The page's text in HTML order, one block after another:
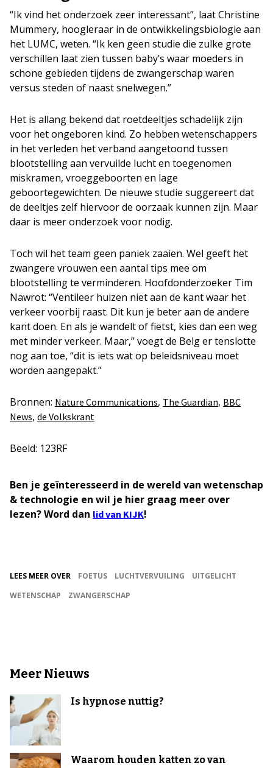
“Ik vind het onderzoek zeer interessant”, laat Christine
Mummery, hoogleraar in de ontwikkelingsbiologie aan
het LUMC, weten. “Ik ken geen studie die zulke grote
verschillen laat zien tussen baby’s waar moeders in
schone gebieden tijdens de zwangerschap waren
versus steden of naast snelwegen.”
Het is allang bekend dat roetdeeltjes schadelijk zijn
voor het ongeboren kind. Zo hebben wetenschappers
in het verleden het verband aangetoond tussen
blootstelling aan vervuilde lucht en toegenomen
miskramen, vroeggeboorten en lage
geboortegewichten. De nieuwe studie suggereert dat
de deeltjes zelf hiervoor de oorzaak kunnen zijn. Maar
daar is meer onderzoek voor nodig.
Toch wil het team geen paniek zaaien. Wel geeft het
zwangere vrouwen een aantal tips mee om
blootstelling te verminderen. Hoofdonderzoeker Tim
Nawrot: “Ventileer huizen niet aan de kant waar het
verkeer voorbij raast. Dit kun je beter aan de andere
kant doen. En als je wandelt of fietst, kies dan een weg
met minder verkeer. Maar,” voegt de Belg er tenslotte
nog aan toe, “dit is iets wat op beleidsniveau moet
worden aangepakt.”
Bronnen: Nature Communications, The Guardian, BBC
News, de Volkskrant
Beeld: 123RF
Ben je geïnteresseerd in de wereld van wetenschap
& technologie en wil je hier graag meer over
lezen? Word dan lid van KIJK!
LEES MEER OVER FOETUS LUCHTVERVUILING
UITGELICHT
WETENSCHAP
ZWANGERSCHAP
Meer Nieuws
Is hypnose nuttig?
Waarom houden katten zo van